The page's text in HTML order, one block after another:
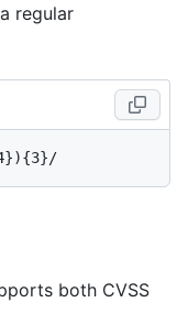
regular
both CVSS